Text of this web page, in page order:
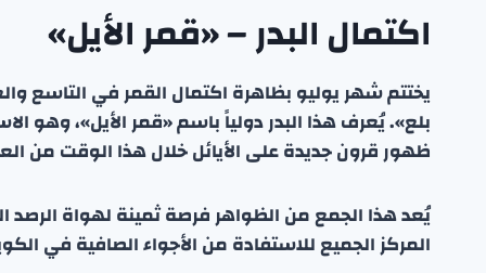
اكتمال البدر – «قمر الأيل»
يختتم شهر يوليو بظاهرة اكتمال القمر في
بلع». يُعرف هذا البدر دولياً باسم «قمر الأيل»، وهو
ظهور قرون جديدة على الأيائل خلال هذا الوقت من
يُعد هذا الجمع من الظواهر فرصة ثمينة لهواة الرصد
المركز الجميع للاستفادة من الأجواء الصافية في